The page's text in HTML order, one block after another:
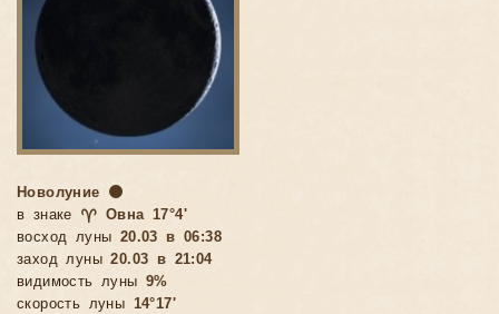
Новолуние 🌑
в знаке ♈ Овна 17°4'
восход луны 20.03 в 06:38
заход луны20.03 в 21:04
видимость луны 9%
скорость луны 14°17'